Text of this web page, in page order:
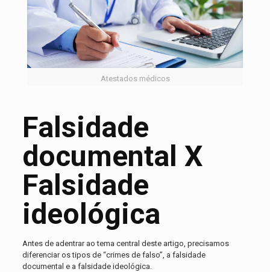
Atestados médicos
Falsidade
documental X
Falsidade
ideológica
Antes de adentrar ao tema central deste artigo, precisamos
diferenciar os tipos de “crimes de falso”, a falsidade
documental e a falsidade ideológica.